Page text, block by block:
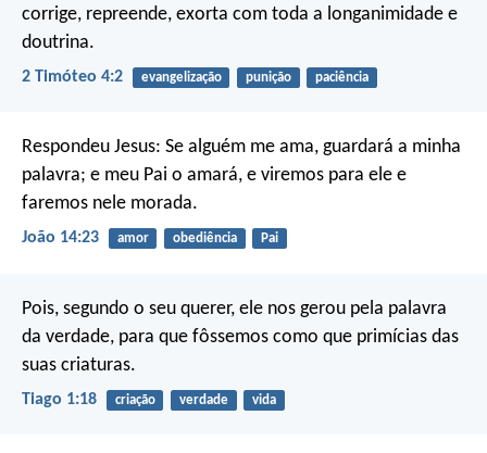
corrige, repreende, exorta com toda a longanimidade e
doutrina.
2 Timóteo 4:2 evangelização punição paciência
Respondeu Jesus: Se alguém me ama, guardará a minha
palavra; e meu Pai o amará, e viremos para ele e
faremos nele morada.
João 14:23 amor obediência Pai
Pois, segundo o seu querer, ele nos gerou pela palavra
da verdade, para que fôssemos como que primícias das
suas criaturas.
Tiago 1:18 criação verdade vida